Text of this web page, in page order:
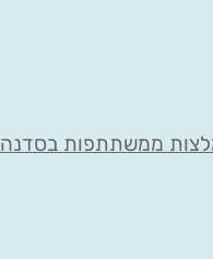
ממשתתפות בסדנה